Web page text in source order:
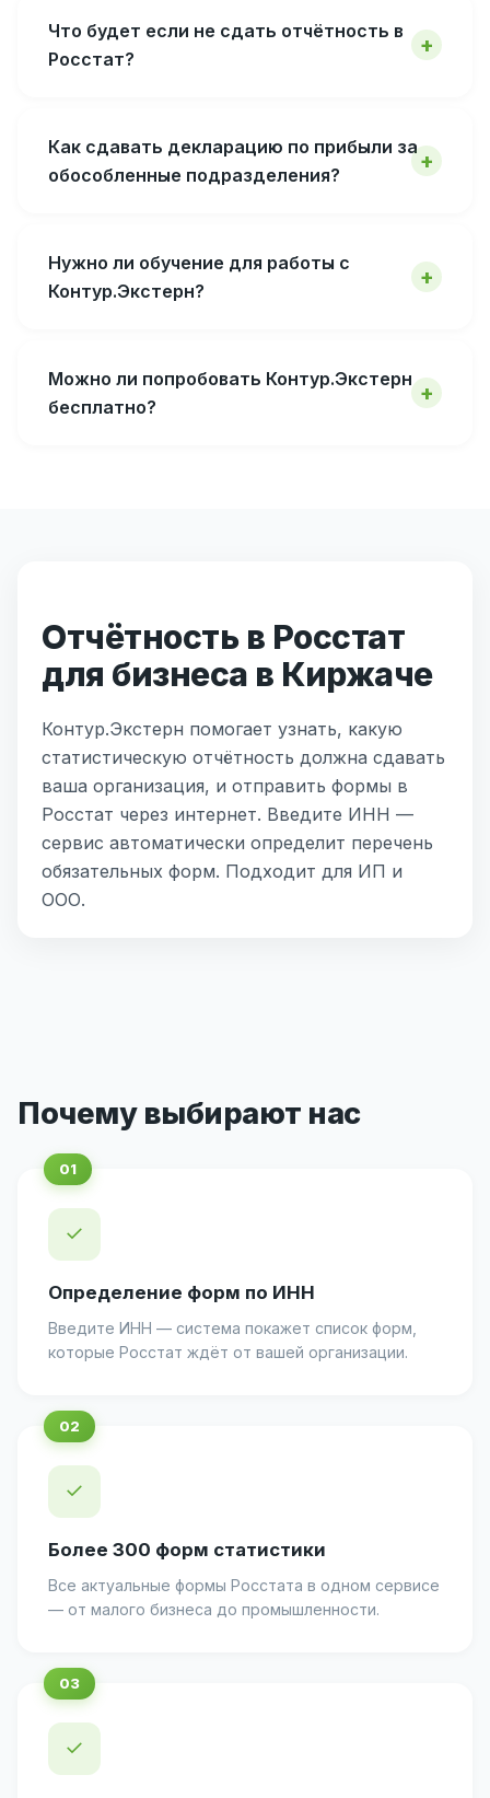
Что будет если не сдать отчётность в
Росстат?
Как сдавать декларацию по прибыли за
обособленные подразделения?
Нужно ли обучение для работы с
Контур.Экстерн?
Можно ли попробовать Контур.Экстерн
бесплатно?
Отчётность в Росстат
для бизнеса в Киржаче
Контур.Экстерн помогает узнать, какую
статистическую отчётность должна сдавать
ваша организация, и отправить формы в
Росстат через интернет. Введите ИНН —
сервис автоматически определит перечень
обязательных форм. Подходит для ИП и
ООО.
Почему выбирают нас
✓
Определение форм по ИНН
Введите ИНН — система покажет список форм,
которые Росстат ждёт от вашей организации.
✓
Более 300 форм статистики
Все актуальные формы Росстата в одном сервисе
— от малого бизнеса до промышленности.
✓